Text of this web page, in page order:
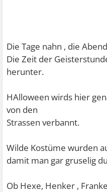
Die Tage nahn , die
Die Zeit der
herunter.
HAlloween wirds hier
von den
Strassen verbannt.
Wilde Kostüme wurden
damit man gar gruselig
Ob Hexe, Henker ,